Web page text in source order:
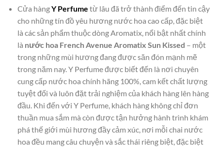
Cửa hàngY Perfume từ lâu đã trở thành điểm đến tin cậy
cho những tín đồ yêu hương nước hoa cao cấp, đặc biệt
là các sản phẩm thuộc dòng Aromatix, nổi bật nhất chính
là nước hoa French Avenue Aromatix Sun Kissed – một
trong những mùi hương đang được săn đón mạnh mẽ
trong năm nay. Y Perfume được biết đến là nơi chuyên
cung cấp nước hoa chính hãng 100%, cam kết chất lượng
tuyệt đối và luôn đặt trải nghiệm của khách hàng lên hàng
đầu. Khi đến với Y Perfume, khách hàng không chỉ đơn
thuần mua sắm mà còn được tận hưởng hành trình khám
phá thế giới mùi hương đầy cảm xúc, nơi mỗi chai nước
hoa đều mang câu chuyện và sắc thái riêng biệt, đặc biệt